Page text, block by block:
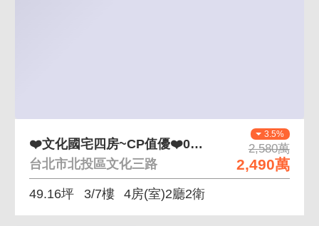
3.5%
2,580萬
2,490萬
❤️文化國宅四房~CP值優❤️0971002032
台北市北投區文化三路
49.16坪 3/7樓 4房(室)2廳2衛